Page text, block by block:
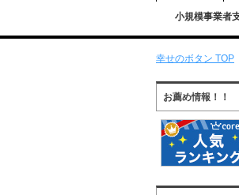
小規模事業者
幸せのボタン TOP
お薦め情報！！